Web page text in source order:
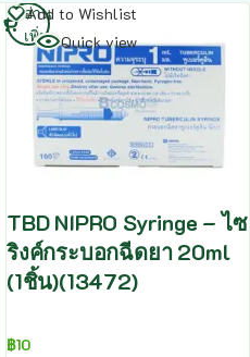
Add to Wishlist
Quick view
TBD NIPRO Syringe – ไซ
ริงค์กระบอกฉีดยา 20ml
(1ชิ้น)(13472)
฿10
อ่าน
เพิ่ม